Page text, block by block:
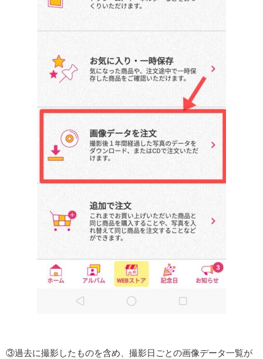
③過去に撮影したものを含め、撮影日ごとの画像データ一覧が